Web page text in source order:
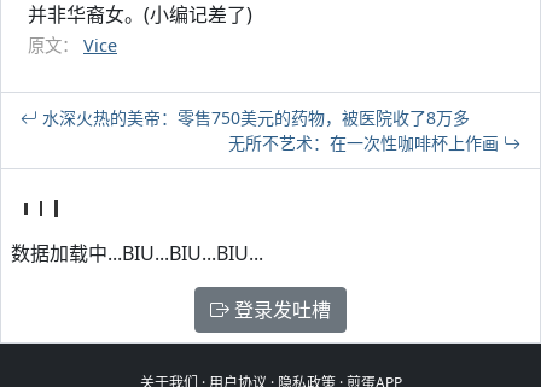
并非华裔女。(小编记差了)
原文： Vice
水深火热的美帝：零售750美元的药物，被医院收了8万多
无所不艺术：在一次性咖啡杯上作画
数据加载中...BIU...BIU...BIU...
登录发吐槽
关于我们 · 用户协议 · 隐私政策·煎蛋APP